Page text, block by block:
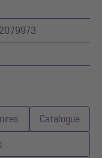
Catalogue